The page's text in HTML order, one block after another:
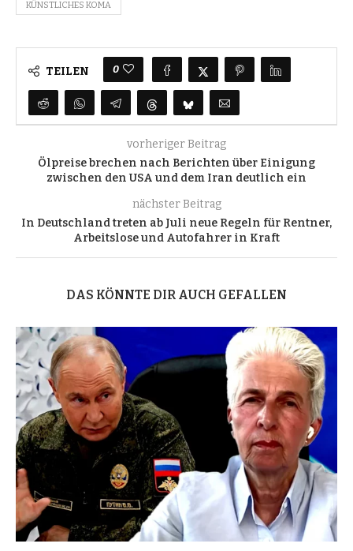
KÜNSTLICHES KOMA
TEILEN 0
vorheriger Beitrag
Ölpreise brechen nach Berichten über Einigung
zwischen den USA und dem Iran deutlich ein
nächster Beitrag
In Deutschland treten ab Juli neue Regeln für Rentner,
Arbeitslose und Autofahrer in Kraft
DAS KÖNNTE DIR AUCH GEFALLEN